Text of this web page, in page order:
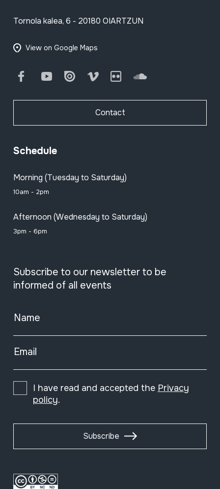
Tornola kalea, 6 - 20180 OIARTZUN
View on Google Maps
FacebookYoutube Issuu Vimeo Flickr SoundCloud
Contact
Schedule
Morning (Tuesday to Saturday)
10am - 2pm
Afternoon (Wednesday to Saturday)
3pm - 6pm
Subscribe to our newsletter to be
informed of all events
Name
Email
I have read and accepted the Privacy
policy.
Subscribe